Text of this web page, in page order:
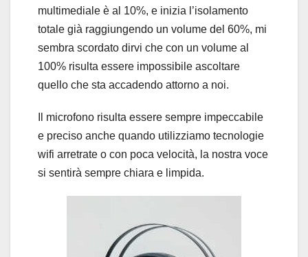
multimediale è al 10%, e inizia l’isolamento
totale già raggiungendo un volume del 60%, mi
sembra scordato dirvi che con un volume al
100% risulta essere impossibile ascoltare
quello che sta accadendo attorno a noi.
Il microfono risulta essere sempre impeccabile
e preciso anche quando utilizziamo tecnologie
wifi arretrate o con poca velocità, la nostra voce
si sentirà sempre chiara e limpida.